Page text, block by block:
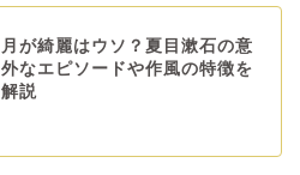
月が綺麗はウソ？夏目漱石の意
外なエピソードや作風の特徴を
解説